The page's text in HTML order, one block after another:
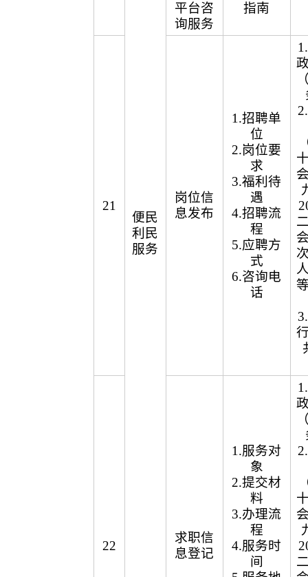
便民
利民
服务
平台咨
询服务
指南
21
岗位信
息发布
1.招聘单
位
2.岗位要
求
3.福利待
遇
4.招聘流
程
5.应聘方
式
6.咨询电
话
22
求职信
息登记
1.服务对
象
2.提交材
料
3.办理流
程
4.服务时
间